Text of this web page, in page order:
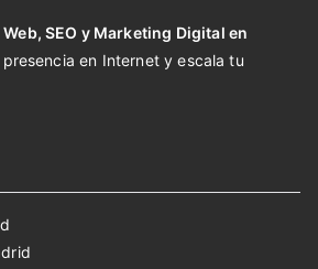
SEO y Marketing Digital en
en Internet y escala tu